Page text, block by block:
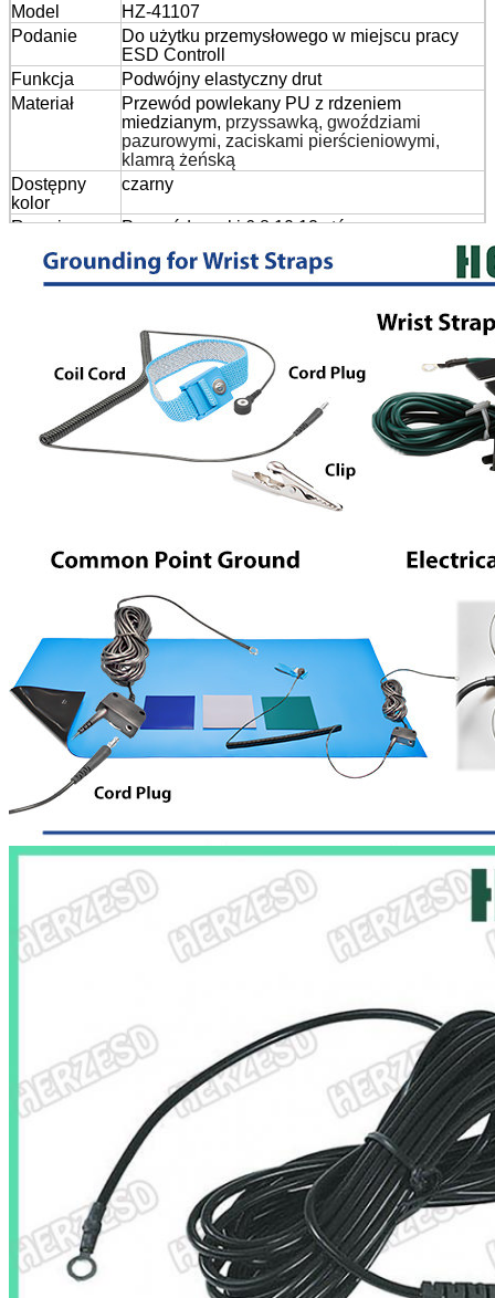
Model
HZ-41107
Podanie
Do użytku przemysłowego w miejscu pracy
ESD Controll
Funkcja
Podwójny elastyczny drut
Materiał
Przewód powlekany PU z rdzeniem
miedzianym, przyssawką, gwoździami
pazurowymi, zaciskami pierścieniowymi,
klamrą żeńską
Dostępny
kolor
czarny
Rozmiar
dostępny
Przewód cewki 6,8,10,12 stóp